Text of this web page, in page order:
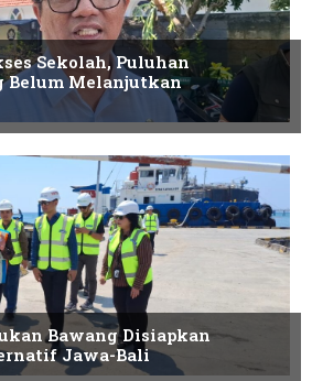
Sekolah, Puluhan
Belum Melanjutkan
Bawang Disiapkan
Jawa-Bali